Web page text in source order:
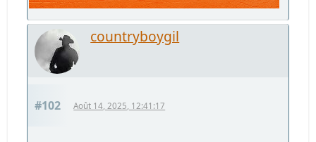
countryboygil
#102 Août 14, 2025, 12:41:17